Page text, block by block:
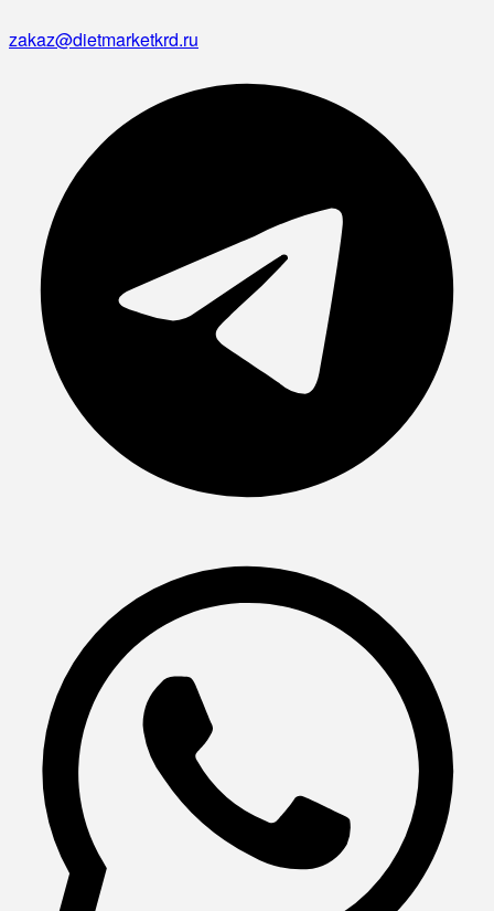
zakaz@dietmarketkrd.ru